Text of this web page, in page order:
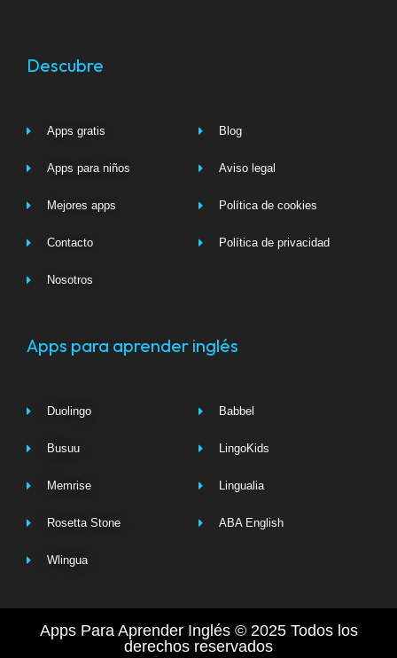
Descubre
Apps gratis
Apps para niños
Mejores apps
Contacto
Nosotros
Blog
Aviso legal
Política de cookies
Política de privacidad
Apps para aprender inglés
Duolingo
Busuu
Memrise
Rosetta Stone
Wlingua
Babbel
LingoKids
Lingualia
ABA English
Apps Para Aprender Inglés © 2025 Todos los
derechos reservados